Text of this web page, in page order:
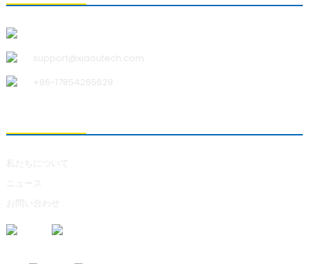
support@xiaoutech.com
+86-17854265629
私たちについて
ニュース
お問い合わせ